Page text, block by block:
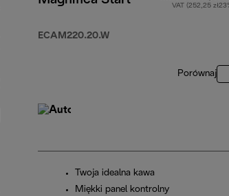
ECAM220.20.W
VAT (252,25
Porównaj
Twoja idealna kawa
Miękki panel kontrolny